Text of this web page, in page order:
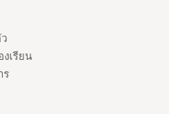
เรียน
ร